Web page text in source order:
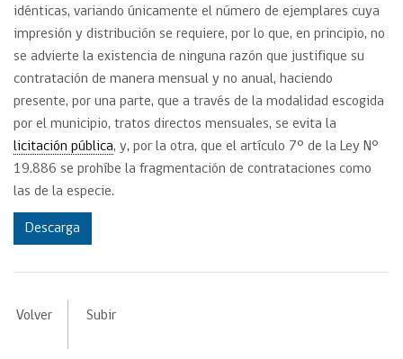
idénticas, variando únicamente el número de ejemplares cuya
impresión y distribución se requiere, por lo que, en principio, no
se advierte la existencia de ninguna razón que justifique su
contratación de manera mensual y no anual, haciendo
presente, por una parte, que a través de la modalidad escogida
por el municipio, tratos directos mensuales, se evita la
licitación pública, y, por la otra, que el artículo 7° de la Ley N°
19.886 se prohíbe la fragmentación de contrataciones como
las de la especie.
Descarga
Volver Subir